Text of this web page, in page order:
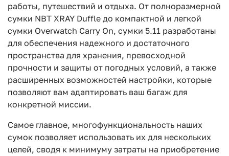
работы, путешествий и отдыха. От полноразмерной
сумки NBT XRAY Duffle до компактной и легкой
сумки Overwatch Carry On, сумки 5.11 разработаны
для обеспечения надежного и достаточного
пространства для хранения, превосходной
прочности и защиты от погодных условий, а также
расширенных возможностей настройки, которые
позволяют вам адаптировать ваш багаж для
конкретной миссии.
Самое главное, многофункциональность наших
сумок позволяет использовать их для нескольких
целей, сводя к минимуму затраты на приобретение